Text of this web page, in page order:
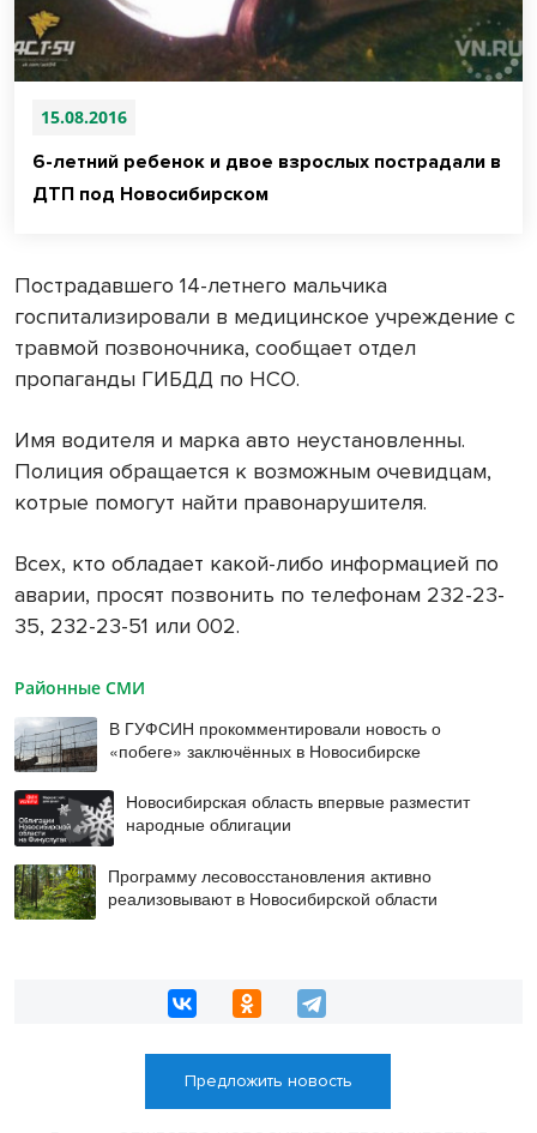
15.08.2016
6-летний ребенок и двое взрослых пострадали в
ДТП под Новосибирском
Пострадавшего 14-летнего мальчика
госпитализировали в медицинское учреждение с
травмой позвоночника, сообщает отдел
пропаганды ГИБДД по НСО.
Имя водителя и марка авто неустановленны.
Полиция обращается к возможным очевидцам,
котрые помогут найти правонарушителя.
Всех, кто обладает какой-либо информацией по
аварии, просят позвонить по телефонам 232-23-
35, 232-23-51 или 002.
Районные СМИ
В ГУФСИН прокомментировали новость о
«побеге» заключённых в Новосибирске
Новосибирская область впервые разместит
народные облигации
Программу лесовосстановления активно
реализовывают в Новосибирской области
Предложить новость